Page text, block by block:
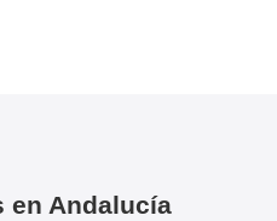
en Andalucía